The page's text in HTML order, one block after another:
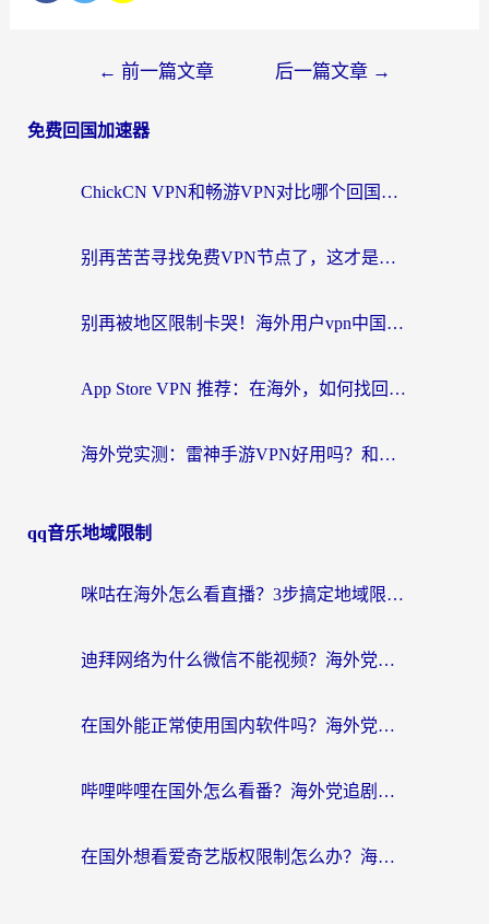
← 前一篇文章 后一篇文章 →
免费回国加速器
ChickCN VPN和畅游VPN对比哪个回国效果更好？海外党必看的回国加速器选择指南
别再苦苦寻找免费VPN节点了，这才是海外访问国内资源的正确姿势
别再被地区限制卡哭！海外用户vpn中国下载全攻略，无缝刷剧办公社交
App Store VPN 推荐：在海外，如何找回那扇回家的“任意门”？
海外党实测：雷神手游VPN好用吗？和闪电VPN对比哪个回国效果更好？附小众工具深度测评
qq音乐地域限制
咪咕在海外怎么看直播？3步搞定地域限制，还能畅看腾讯视频与国内热剧
迪拜网络为什么微信不能视频？海外党必看的回国加速全攻略
在国外能正常使用国内软件吗？海外党亲测有效的无缝访问指南
哔哩哔哩在国外怎么看番？海外党追剧看片的终极解决方案
在国外想看爱奇艺版权限制怎么办？海外华人必看的追剧自由指南